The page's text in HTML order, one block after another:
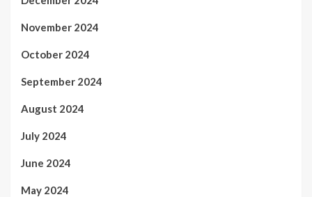
November 2024
October 2024
September 2024
August 2024
July 2024
June 2024
May 2024